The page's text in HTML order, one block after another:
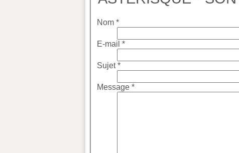
Nom *
E-mail *
Sujet*
Message *